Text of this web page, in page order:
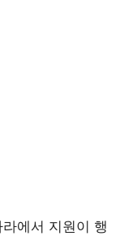
에서 지원이 행